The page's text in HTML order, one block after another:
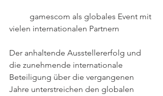
vielen internationalen Partnern
Der anhaltende Ausstellererfolg und
die zunehmende internationale
Beteiligung über die vergangenen
Jahre unterstreichen den globalen